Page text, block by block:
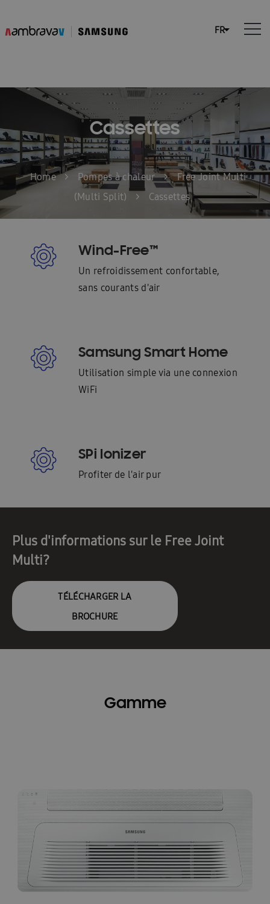
Cassettes
Home > Pompes à chaleur > Free Joint Multi
(Multi Split)
> Cassettes
Wind-Free™
Un refroidissement confortable,
sans courants d'air
Samsung Smart Home
Utilisation simple via une connexion
WiFi
SPi Ionizer
Profiter de l'air pur
Plus d'informations sur le Free Joint
Multi?
TÉLÉCHARGER LA
BROCHURE
Gamme